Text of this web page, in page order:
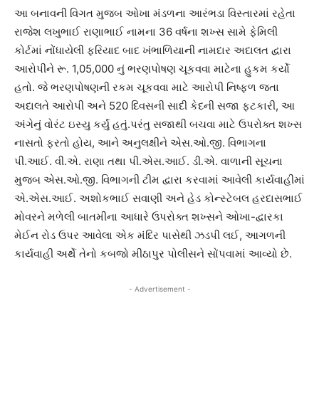
આ બનાવની વિગત મુજબ ઓખા મંડળના આરંભડા વિસ્તારમાં રહેતા
રાજેશ લખુભાઈ રાણાભાઈ નામના 36 વર્ષના શખ્સ સામે ફેમિલી
કોર્ટમાં નોંધાયેલી ફરિયાદ બાદ ખંભાળિયાની નામદાર અદાલત દ્વારા
આરોપીને રૂ. 1,05,000 નું ભરણપોષણ ચૂકવવા માટેના હુકમ કર્યો
હતો. જે ભરણપોષણની રકમ ચૂકવવા માટે આરોપી નિષ્ફળ જતા
અદાલતે આરોપી અને 520 દિવસની સાદી કેદની સજા ફટકારી, આ
અંગેનું વોરંટ ઇસ્યુ કર્યું હતું.પરંતુ સજાથી બચવા માટે ઉપરોક્ત શખ્સ
નાસતો ફરતો હોય, આને અનુલક્ષીને એસ.ઓ.જી. વિભાગના
પી.આઈ. વી.એ. રાણા તથા પી.એસ.આઈ. ડી.એ. વાળાની સૂચના
મુજબ એસ.ઓ.જી. વિભાગની ટીમ દ્વારા કરવામાં આવેલી કાર્યવાહીમાં
એ.એસ.આઈ. અશોકભાઈ સવાણી અને હેડ કોન્સ્ટેબલ હરદાસભાઈ
મોવરને મળેલી બાતમીના આધારે ઉપરોક્ત શખ્સને ઓખા-દ્વારકા
મેઈન રોડ ઉપર આવેલા એક મંદિર પાસેથી ઝડપી લઈ, આગળની
કાર્યવાહી અર્થે તેનો કબજો મીઠાપુર પોલીસને સોંપવામાં આવ્યો છે.
- Advertisement -